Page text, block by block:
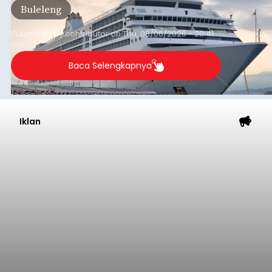
dibandingkan periode yang sama tahun lalu
yang tercatat sebesar 1,32 juta GT.
Buleleng
Submitted bycontributoronThu, 08/06/2026 - 20:41
Baca Selengkapnya
Iklan